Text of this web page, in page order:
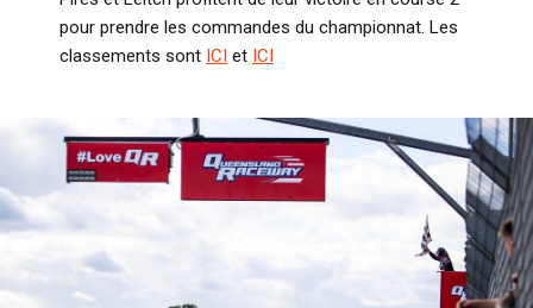
pour prendre les commandes du championnat. Les
classements sont ICI et ICI